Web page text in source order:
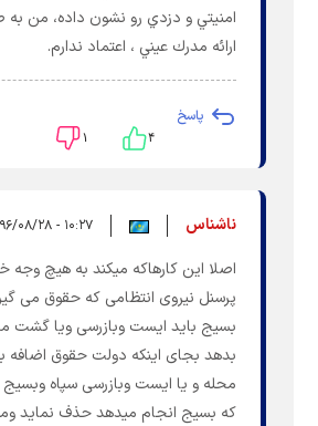
امنيتي و دزدي رو نشون داده، من به
ارائه مدرك عيني ، اعتماد ندارم.
پاسخ
۴ ۱
ناشناس ۱۰:۲۷ - ۱۳۹۶/۰۸/۲۸
اصلا این کارهاکه میکند به هیچ
پرسنل نیروی انتظامی که حقوق می
بسیج باید ایست وبازرسی ویا گشت
بدهد بجای اینکه دولت حقوق
محله و یا ایست وبازرسی سپاه وبسیج
که بسیج انجام میدهد حذف نماید